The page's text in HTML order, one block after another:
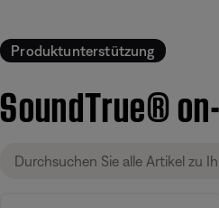
Produktunterstützung
SoundTrue®